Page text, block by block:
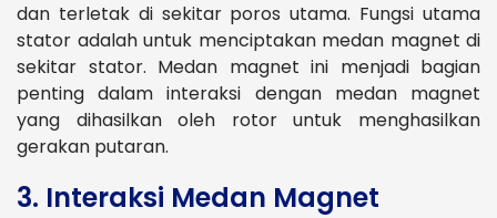
dan terletak di sekitar poros utama. Fungsi utama
stator adalah untuk menciptakan medan magnet di
sekitar stator. Medan magnet ini menjadi bagian
penting dalam interaksi dengan medan magnet
yang dihasilkan oleh rotor untuk menghasilkan
gerakan putaran.
3. Interaksi Medan Magnet